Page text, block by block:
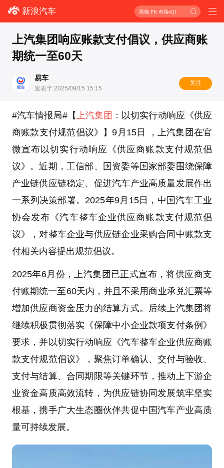
新浪汽车 黑猫 PK 奇瑞eQ1
上汽集团响应账款支付倡议，供应商账
期统一至60天
易车
发表于 2025/09/15 15:15
关注
#汽车情报局#【 上汽集团 ：以切实行动响应《供应
商账款支付规范倡议》】9月15日 ，上汽集团在官
微宣布以切实行动响应《供应商账款支付规范倡
议》。近期，工信部、国资委等国家部委围绕保障
产业链供应链稳定、促进汽车产业高质量发展作出
一系列决策部署。2025年9月15日，中国汽车工业
协会发布《汽车整车企业供应商账款支付规范倡
议》，对整车企业与供应链企业采购合同中账款支
付相关内容提出规范倡议。
2025年6月份，上汽集团已正式宣布，将供应商支
付账期统一至60天内，并且不采用商业承兑汇票等
增加供应商资金压力的结算方式。后续上汽集团将
继续积极贯彻落实《保障中小企业款项支付条例》
要求，并以切实行动响应《汽车整车企业供应商账
款支付规范倡议》，聚焦订单确认、交付与验收、
支付与结算、合同期限等关键环节，推动上下游企
业资金高质高效流转，为供应链协同发展筑牢坚实
根基，携手广大生态圈伙伴共促中国汽车产业高质
量可持续发展。